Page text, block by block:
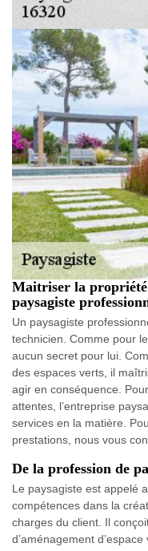
Maitriser la propriété
paysagiste
Un paysagiste
technicien. Comme pour
aucun secret pour lui.
des espaces verts, il
agir en conséquence.
attentes, l’entreprise
services en la matière.
prestations, nous vous
De la profession de
Le paysagiste est appelé
compétences dans la
charges du client. Il
d’aménagement